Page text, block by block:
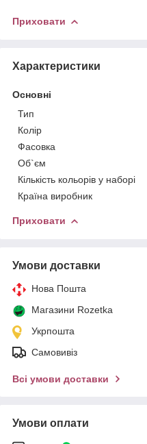
Приховати
Характеристики
Основні
Тип
Колір
Фасовка
Об`єм
Кількість кольорів у наборі
Країна виробник
Приховати
Умови доставки
Нова Пошта
Магазини Rozetka
Укрпошта
Самовивіз
Всі умови доставки
Умови оплати